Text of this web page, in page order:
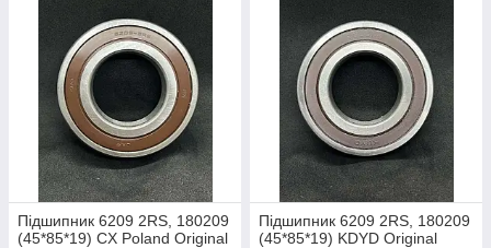
Підшипник 6209 2RS, 180209
(45*85*19) CX Poland Original
Підшипник 6209 2RS, 180209
(45*85*19) KDYD Original